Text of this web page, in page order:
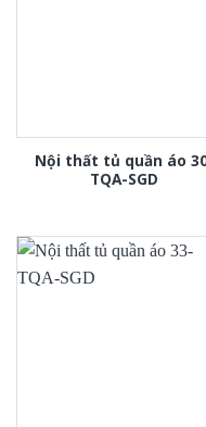
Nội thất tủ quần áo
TQA-SGD